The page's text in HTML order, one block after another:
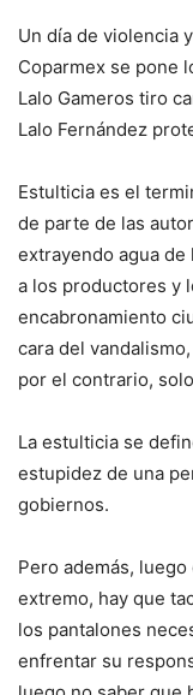
Un día de violencia
Coparmex se pone
Lalo Gameros tiro
Lalo Fernández
Estulticia es el
de parte de las
extrayendo agua
a los productores y
encabronamiento
cara del
por el contrario,
La estulticia se
estupidez de una
gobiernos.
Pero además,
extremo, hay que
los pantalones
enfrentar su